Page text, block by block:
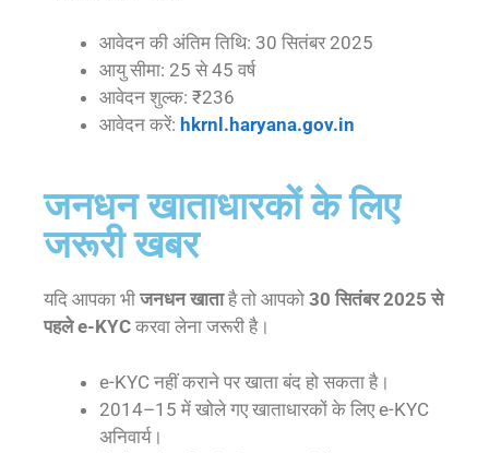
आवेदन की अंतिम तिथि: 30 सितंबर 2025
आयु सीमा: 25 से 45 वर्ष
आवेदन शुल्क: ₹236
आवेदन करें: hkrnl.haryana.gov.in
जनधन खाताधारकों के लिए
जरूरी खबर
यदि आपका भी जनधन खाताहै तो आपको 30 सितंबर 2025 से
पहले e-KYC करवा लेना जरूरी है।
e-KYC नहीं कराने पर खाता बंद हो सकता है।
2014–15 में खोले गए खाताधारकों के लिए e-KYC
अनिवार्य।